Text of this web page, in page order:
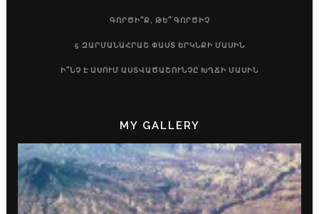
ԳՈՐԾԻ՞Ք, ԹԵ՞ ԳՈՐԾԻՉ
5 ԶԱՐՄԱՆԱՀՐԱՇ ՓԱՍՏ ԵՐԿՆՔԻ ՄԱՍԻՆ
Ի՞ՆՉ Է ԱՍՈՒՄ ԱՍՏՎԱԾԱՇՈՒՆՉԸ ԽՂՃԻ ՄԱՍԻՆ
MY GALLERY